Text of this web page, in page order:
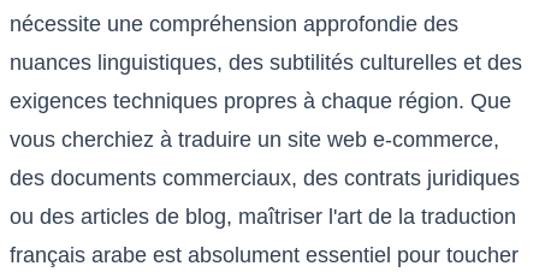
nécessite une compréhension approfondie des
nuances linguistiques, des subtilités culturelles et des
exigences techniques propres à chaque région. Que
vous cherchiez à traduire un site web e-commerce,
des documents commerciaux, des contrats juridiques
ou des articles de blog, maîtriser l'art de la traduction
français arabe est absolument essentiel pour toucher